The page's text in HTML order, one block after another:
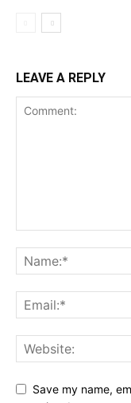
LEAVE A REPLY
Save my name,